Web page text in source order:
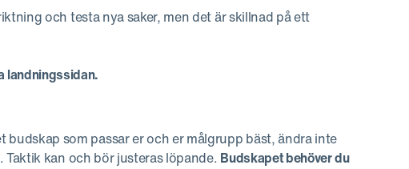
och testa nya saker, men det är skillnad på ett
landningssidan.
som passar er och er målgrupp bäst, ändra inte
kan och bör justeras löpande. Budskapet behöver du